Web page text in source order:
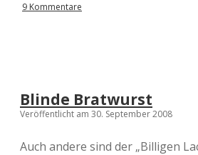
9 Kommentare
Blinde Bratwurst
Veröffentlicht am 30. September 2008
Auch andere sind der „Billigen